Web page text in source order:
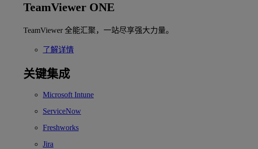
TeamViewer ONE
TeamViewer 全能汇聚，一站尽享强大力量。
了解详情
关键集成
Microsoft Intune
ServiceNow
Freshworks
Jira